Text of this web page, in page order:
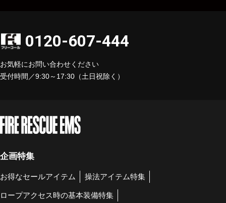
0120-607-444
お気軽にお問い合わせください
受付時間／9:30～17:30（土日祝除く）
企画特集
お得なセールアイテム 操法アイテム特集
ロープアクセス時の基本装備特集